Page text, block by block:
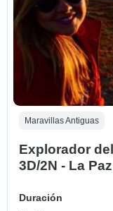
Maravillas Antiguas
Explorador
3D/2N - La
Duración